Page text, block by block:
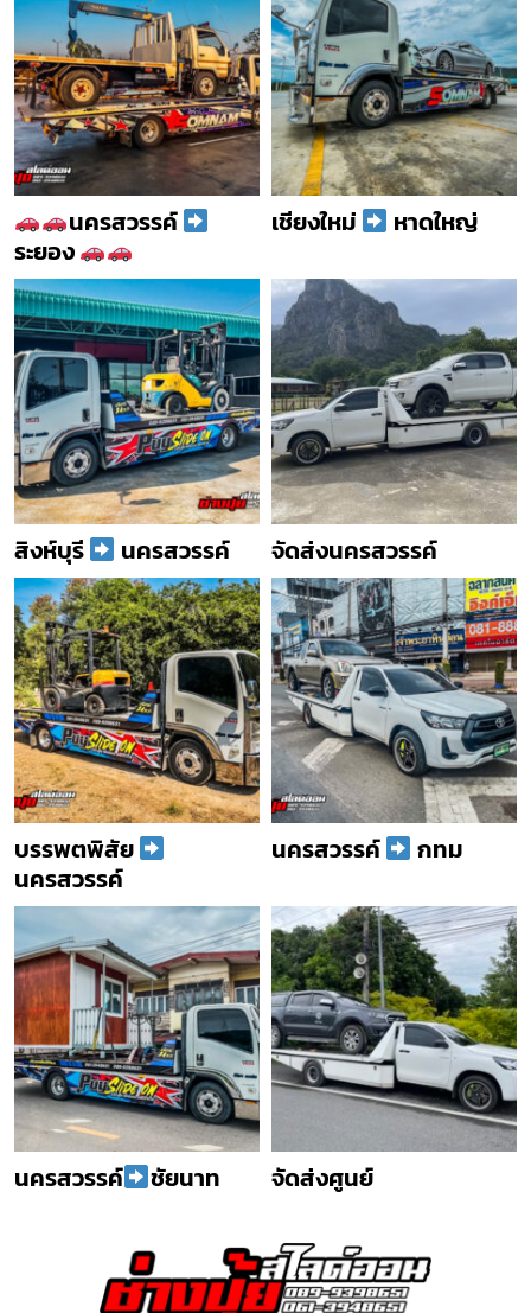
นครสวรรค์
ระยอง
เชียงใหม่ หาดใหญ่
สิงห์บุรี นครสวรรค์ จัดส่งนครสวรรค์
บรรพตพิสัย
นครสวรรค์
นครสวรรค์ กทม
นครสวรรค์ ชัยนาท จัดส่งศูนย์